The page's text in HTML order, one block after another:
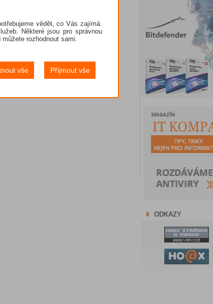
ODKAZY
vědět, co Vás zajímá.
Některé jsou pro správnou
rozhodnout sami.
vše Přijmout vše